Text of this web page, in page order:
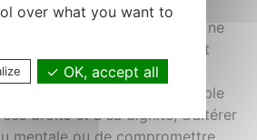
du travail « Aucun salarié ne
répétés de harcèlement
ou pour effet une
de travail susceptible
droits et à sa dignité, d’altérer
mentale ou de compromettre
over what you want to
OK, accept all